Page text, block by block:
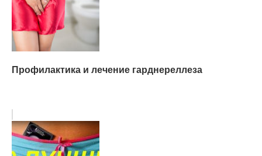
Профилактика и лечение гарднереллеза